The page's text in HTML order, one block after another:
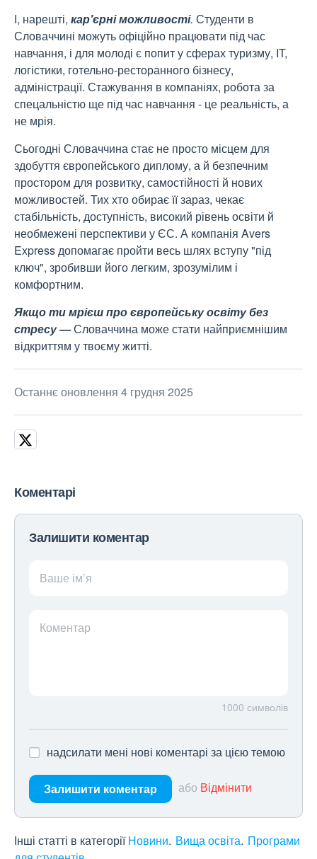
І, нарешті, кар'єрні можливості. Студенти в
Словаччині можуть офіційно працювати під час
навчання, і для молоді є попит у сферах туризму, IT,
логістики, готельно-ресторанного бізнесу,
адміністрації. Стажування в компаніях, робота за
спецальністю ще під час навчання - це реальність, а
не мрія.
Сьогодні Словаччина стає не просто місцем для
здобуття європейського диплому, а й безпечним
простором для розвитку, самостійності й нових
можливостей. Тих хто обирає її зараз, чекає
стабільність, доступність, високий рівень освіти й
необмежені перспективи у ЄС. А компанія Avers
Express допомагає пройти весь шлях вступу "під
ключ", зробивши його легким, зрозумілим і
комфортним.
Якщо ти мрієш про європейську освіту без
стресу —Словаччина може стати найприємнішим
відкриттям у твоєму житті.
Останнє оновлення 4 грудня 2025
Коментарі
Залишити коментар
Ваше ім’я
Коментар
1000 символів
надсилати мені нові коментарі за цією темою
Залишити коментар або Відмінити
Інші статті в категорії Новини Вища освіта Програми